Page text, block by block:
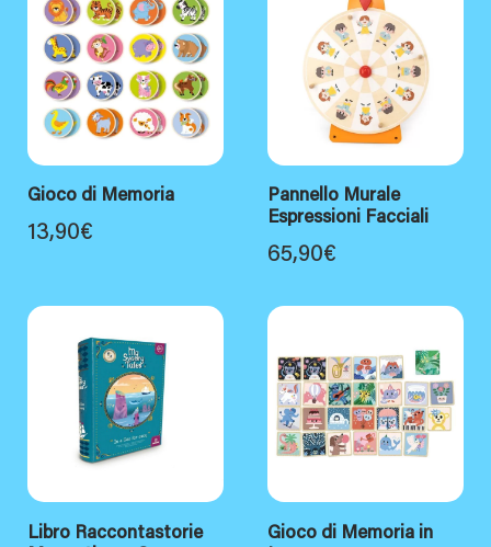
Gioco di Memoria
13,90€
Pannello Murale
Espressioni Facciali
65,90€
Libro Raccontastorie
Gioco di Memoria in